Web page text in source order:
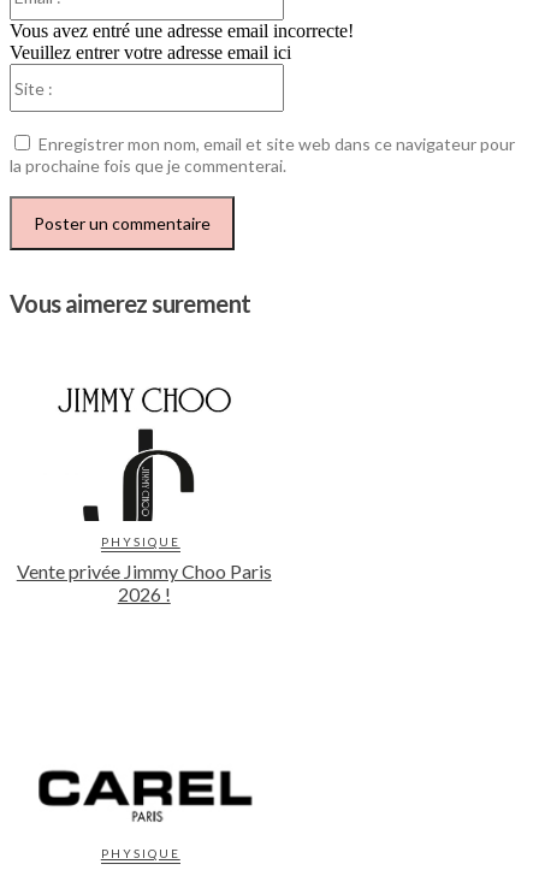
Vous avez entré une adresse email incorrecte!
Veuillez entrer votre adresse email ici
Enregistrer mon nom, email et site web dans ce navigateur pour
la prochaine fois que je commenterai.
Vous aimerez surement
PHYSIQUE
Vente privée Jimmy Choo Paris
2026 !
PHYSIQUE